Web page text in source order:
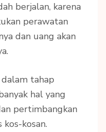
berjalan, karena
perawatan
dan uang akan
tahap
hal yang
pertimbangkan
kosan.